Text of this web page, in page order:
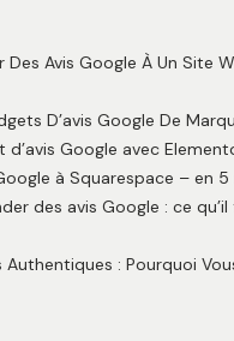
Avis Google À Un Site
D’avis Google De
d’avis Google avec
à Squarespace – en
des avis Google : ce
Authentiques : Pourquoi